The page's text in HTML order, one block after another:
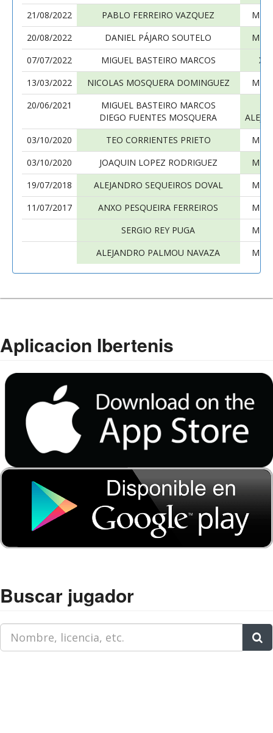
21/08/2022
PABLO FERREIRO VAZQUEZ
20/08/2022
DANIEL PÁJARO SOUTELO
07/07/2022
MIGUEL BASTEIRO MARCOS
13/03/2022
NICOLAS MOSQUERA DOMINGUEZ
20/06/2021
MIGUEL BASTEIRO MARCOS
DIEGO FUENTES MOSQUERA
03/10/2020
TEO CORRIENTES PRIETO
03/10/2020
JOAQUIN LOPEZ RODRIGUEZ
19/07/2018
ALEJANDRO SEQUEIROS DOVAL
11/07/2017
ANXO PESQUEIRA FERREIROS
SERGIO REY PUGA
ALEJANDRO PALMOU NAVAZA
Aplicacion Ibertenis
Buscar jugador